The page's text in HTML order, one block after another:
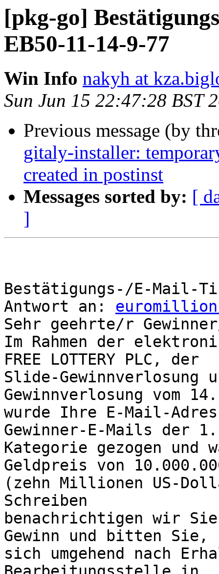
[pkg-go]
EB50-11-14-9-77
Win Info nakyh at
Sun Jun 15 22:47:28 BST
Previous message (by
gitaly-installer:
created in postinst
Messages sorted by: [
]
Bestätigungs-/E-Mail-
Antwort an:
Sehr geehrte/r
Im Rahmen der
FREE LOTTERY PLC, der
Slide-Gewinnverlosung
Gewinnverlosung vom
wurde Ihre E-Mail-
Gewinner-E-Mails der
Kategorie gezogen und
Geldpreis von
(zehn Millionen US-
Schreiben
benachrichtigen wir
Gewinn und bitten Sie,
sich umgehend nach